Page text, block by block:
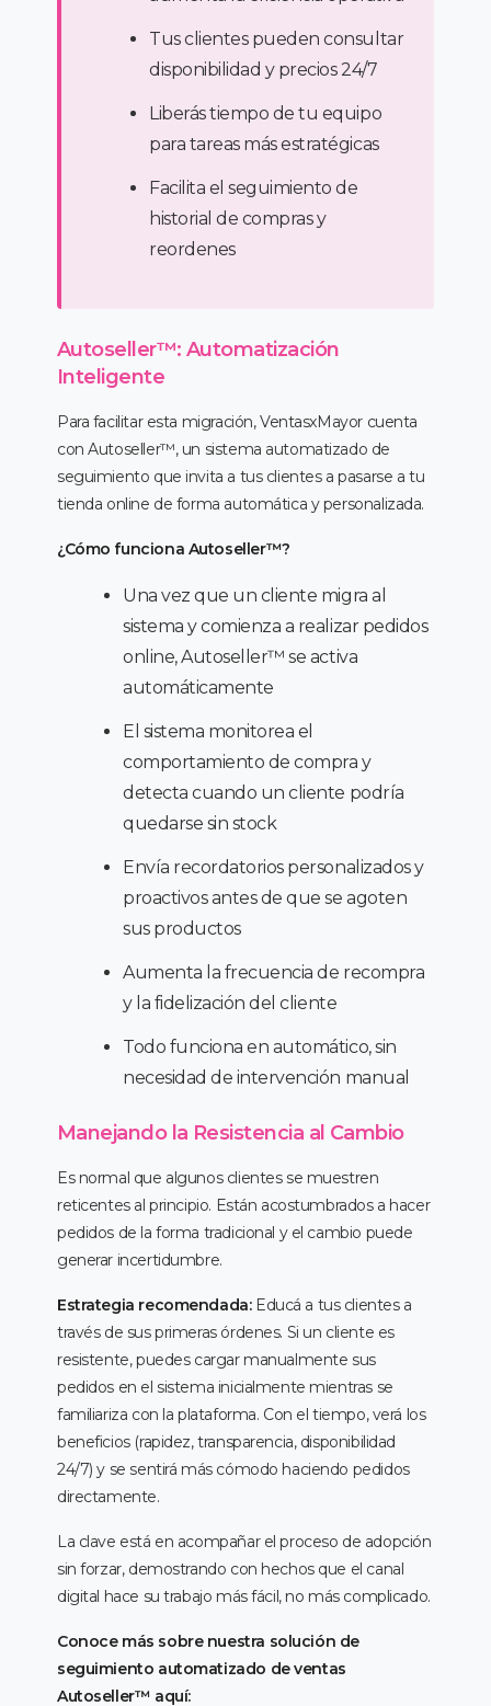
Tus clientes pueden consultar
disponibilidad y precios 24/7
Liberás tiempo de tu equipo
para tareas más estratégicas
Facilita el seguimiento de
historial de compras y
reordenes
Autoseller™️: Automatización
Inteligente
Para facilitar esta migración, VentasxMayor cuenta
con Autoseller™️, un sistema automatizado de
seguimiento que invita a tus clientes a pasarse a tu
tienda online de forma automática y personalizada.
¿Cómo funciona Autoseller™️?
Una vez que un cliente migra al
sistema y comienza a realizar pedidos
online, Autoseller™️ se activa
automáticamente
El sistema monitorea el
comportamiento de compra y
detecta cuando un cliente podría
quedarse sin stock
Envía recordatorios personalizados y
proactivos antes de que se agoten
sus productos
Aumenta la frecuencia de recompra
y la fidelización del cliente
Todo funciona en automático, sin
necesidad de intervención manual
Manejando la Resistencia al Cambio
Es normal que algunos clientes se muestren
reticentes al principio. Están acostumbrados a hacer
pedidos de la forma tradicional y el cambio puede
generar incertidumbre.
Estrategia recomendada:Educá a tus clientes a
través de sus primeras órdenes. Si un cliente es
resistente, puedes cargar manualmente sus
pedidos en el sistema inicialmente mientras se
familiariza con la plataforma. Con el tiempo, verá los
beneficios (rapidez, transparencia, disponibilidad
24/7) y se sentirá más cómodo haciendo pedidos
directamente.
La clave está en acompañar el proceso de adopción
sin forzar, demostrando con hechos que el canal
digital hace su trabajo más fácil, no más complicado.
Conoce más sobre nuestra solución de
seguimiento automatizado de ventas
Autoseller™️ aquí: